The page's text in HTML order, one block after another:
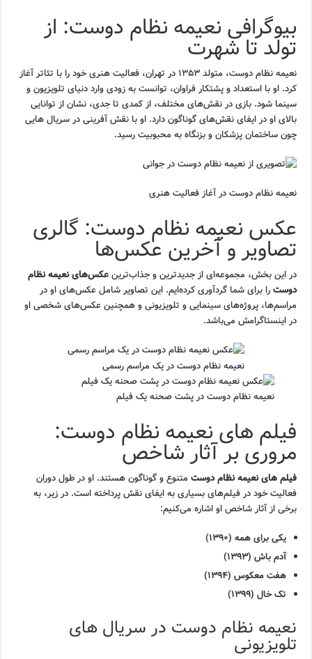
بیوگرافی نعیمه نظام دوست: از
تولد تا شهرت
نعیمه نظام دوست، متولد ۱۳۵۳ در تهران، فعالیت هنری خود را با تئاتر آغاز
کرد. او با استعداد و پشتکار فراوان، توانست به زودی وارد دنیای تلویزیون و
سینما شود. بازی در نقش‌های مختلف، از کمدی تا جدی، نشان از توانایی
بالای او در ایفای نقش‌های گوناگون دارد. او با نقش آفرینی در سریال هایی
چون ساختمان پزشکان و بزنگاه به محبوبیت رسید.
نعیمه نظام دوست در آغاز فعالیت هنری
عکس نعیمه نظام دوست: گالری
تصاویر و آخرین عکس‌ها
در این بخش، مجموعه‌ای از جدیدترین و جذاب‌ترینعکس‌های نعیمه نظام
دوسترا برای شما گردآوری کرده‌ایم. این تصاویر شامل عکس‌های او در
مراسم‌ها، پروژه‌های سینمایی و تلویزیونی و همچنین عکس‌های شخصی او
در اینستاگرامش می‌باشد.
نعیمه نظام دوست در یک مراسم رسمی
نعیمه نظام دوست در پشت صحنه یک فیلم
فیلم های نعیمه نظام دوست:
مروری بر آثار شاخص
فیلم های نعیمه نظام دوست متنوع و گوناگون هستند. او در طول دوران
فعالیت خود در فیلم‌های بسیاری به ایفای نقش پرداخته است. در زیر، به
برخی از آثار شاخص او اشاره می‌کنیم:
یکی برای همه (۱۳۹۰)
آدم باش (۱۳۹۳)
هفت معکوس (۱۳۹۴)
تک خال (۱۳۹۹)
نعیمه نظام دوست در سریال های
تلویزیونی